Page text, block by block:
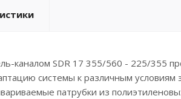
SDR 17 355/560 - 225/355
системы к различным условиям
патрубки из